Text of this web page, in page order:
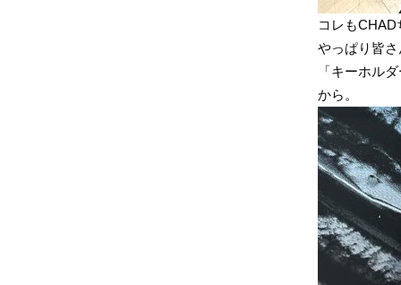
コレも
やっぱり皆
「キーホル
から。